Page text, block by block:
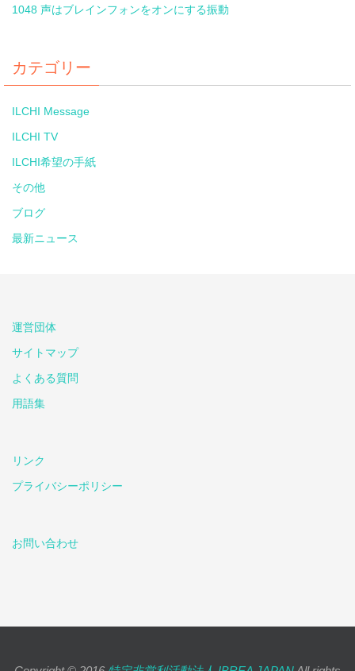
1048 声はブレインフォンをオンにする振動
カテゴリー
ILCHI Message
ILCHI TV
ILCHI希望の手紙
その他
ブログ
最新ニュース
運営団体
サイトマップ
よくある質問
用語集
リンク
プライバシーポリシー
お問い合わせ